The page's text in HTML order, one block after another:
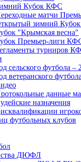
Кубок КФС
матчи
зимний
"Крымская весна"
Премьер-лиги
турниров
сельского футбола –
ветеранского
данные
назначения
футбольных клубов
ДЮФЛ